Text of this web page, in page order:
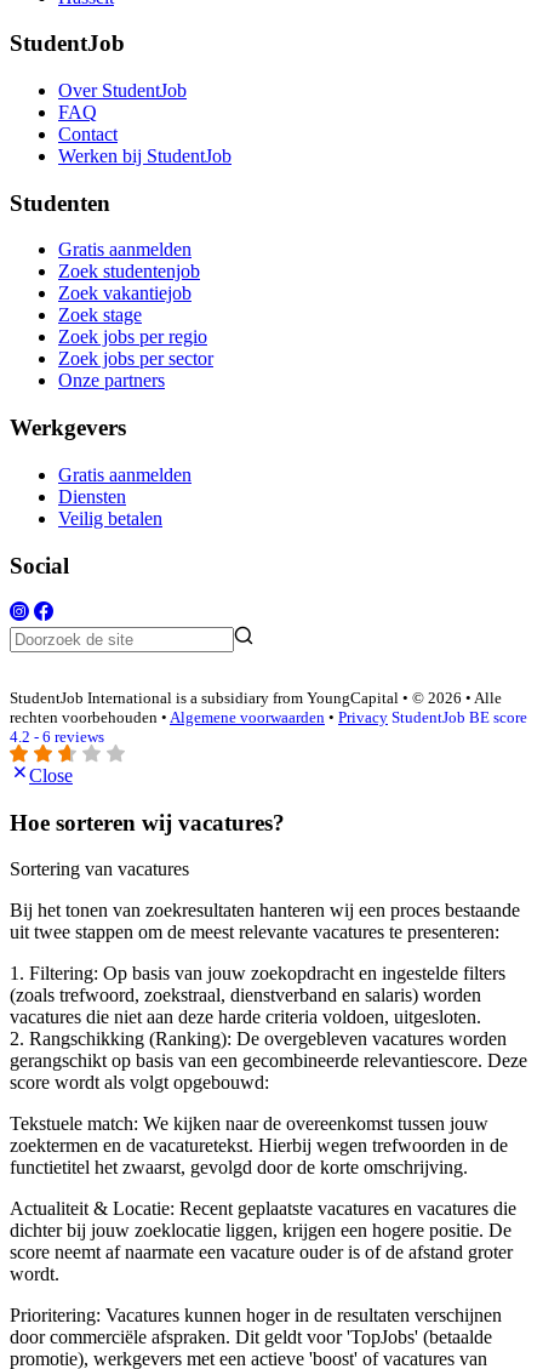
StudentJob
Over StudentJob
FAQ
Contact
Werken bij StudentJob
Studenten
Gratis aanmelden
Zoek studentenjob
Zoek vakantiejob
Zoek stage
Zoek jobs per regio
Zoek jobs per sector
Onze partners
Werkgevers
Gratis aanmelden
Diensten
Veilig betalen
Social
StudentJob International is a subsidiary from YoungCapital • © 2026 • Alle
rechten voorbehouden • Algemene voorwaarden • Privacy StudentJob BE score
4.2 - 6 reviews
Close
Hoe sorteren wij vacatures?
Sortering van vacatures
Bij het tonen van zoekresultaten hanteren wij een proces bestaande
uit twee stappen om de meest relevante vacatures te presenteren:
1. Filtering: Op basis van jouw zoekopdracht en ingestelde filters
(zoals trefwoord, zoekstraal, dienstverband en salaris) worden
vacatures die niet aan deze harde criteria voldoen, uitgesloten.
2. Rangschikking (Ranking): De overgebleven vacatures worden
gerangschikt op basis van een gecombineerde relevantiescore. Deze
score wordt als volgt opgebouwd:
Tekstuele match: We kijken naar de overeenkomst tussen jouw
zoektermen en de vacaturetekst. Hierbij wegen trefwoorden in de
functietitel het zwaarst, gevolgd door de korte omschrijving.
Actualiteit & Locatie: Recent geplaatste vacatures en vacatures die
dichter bij jouw zoeklocatie liggen, krijgen een hogere positie. De
score neemt af naarmate een vacature ouder is of de afstand groter
wordt.
Prioritering: Vacatures kunnen hoger in de resultaten verschijnen
door commerciële afspraken. Dit geldt voor 'TopJobs' (betaalde
promotie), werkgevers met een actieve 'boost' of vacatures van